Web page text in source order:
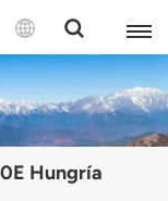
Hungría